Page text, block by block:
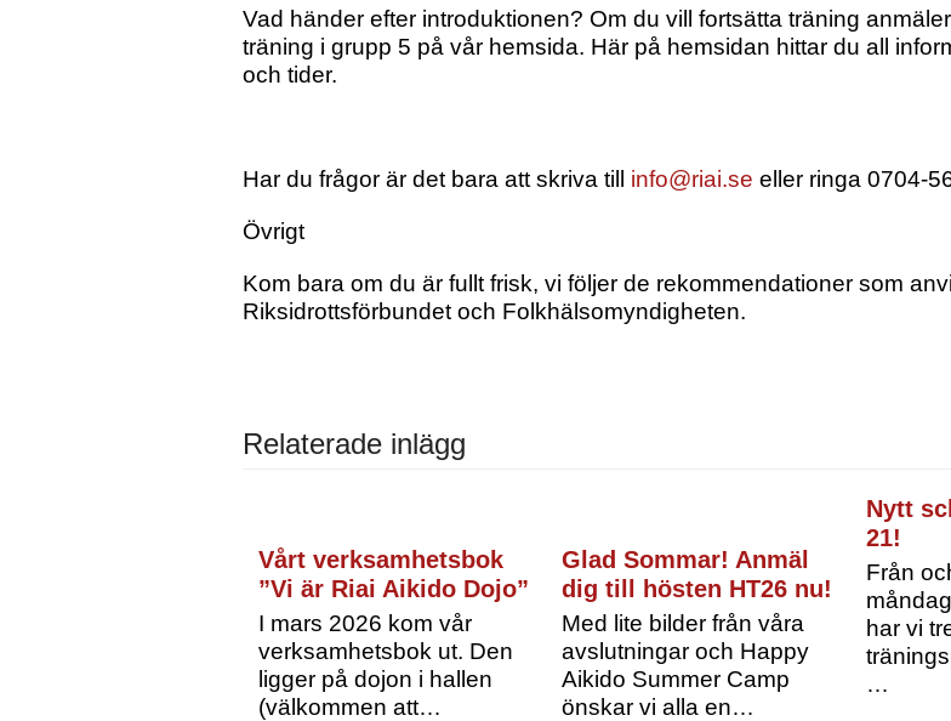
Vad händer efter introduktionen? Om du vill fortsätta träning
träning i grupp 5 på vår hemsida. Här på hemsidan hittar du all
och tider.
Har du frågor är det bara att skriva till info@riai.se eller ringa 0704-
Övrigt
Kom bara om du är fullt frisk, vi följer de rekommendationer som
Riksidrottsförbundet och Folkhälsomyndigheten.
Relaterade inlägg
Vårt verksamhetsbok
”Vi är Riai Aikido Dojo”
I mars 2026 kom vår
verksamhetsbok ut. Den
ligger på dojon i hallen
(välkommen att…
Glad Sommar! Anmäl
dig till hösten HT26 nu!
Med lite bilder från våra
avslutningar och Happy
Aikido Summer Camp
önskar vi alla en…
Nytt
21!
Från
har vi
…